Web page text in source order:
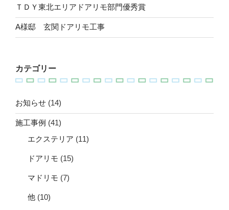
ＴＤＹ東北エリアドアリモ部門優秀賞
A様邸 玄関ドアリモ工事
カテゴリー
お知らせ (14)
施工事例 (41)
エクステリア (11)
ドアリモ (15)
マドリモ (7)
他 (10)